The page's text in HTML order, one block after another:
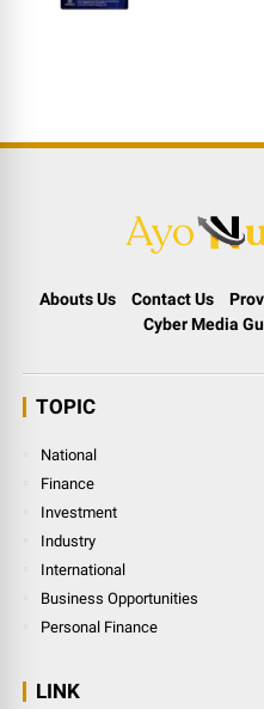
Abouts Us Contact Us
Cyber Media
TOPIC
National
Finance
Investment
Industry
International
Business Opportunities
Personal Finance
LINK